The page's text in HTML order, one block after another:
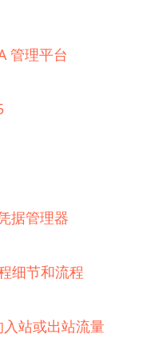
管理平台
据管理器
细节和流程
入站或出站流量